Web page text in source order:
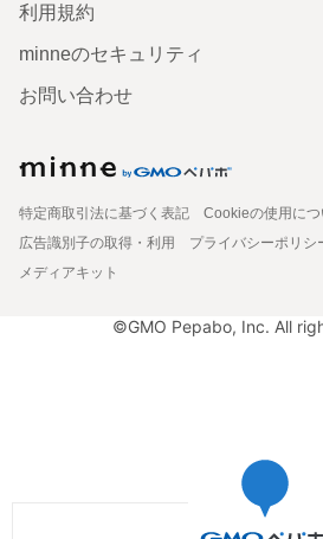
利用規約
minneのセキュリティ
お問い合わせ
特定商取引法に基づく表記
Cookieの使用につ
広告識別子の取得・利用
プライバシーポリシ
メディアキット
©GMO Pepabo, Inc. All